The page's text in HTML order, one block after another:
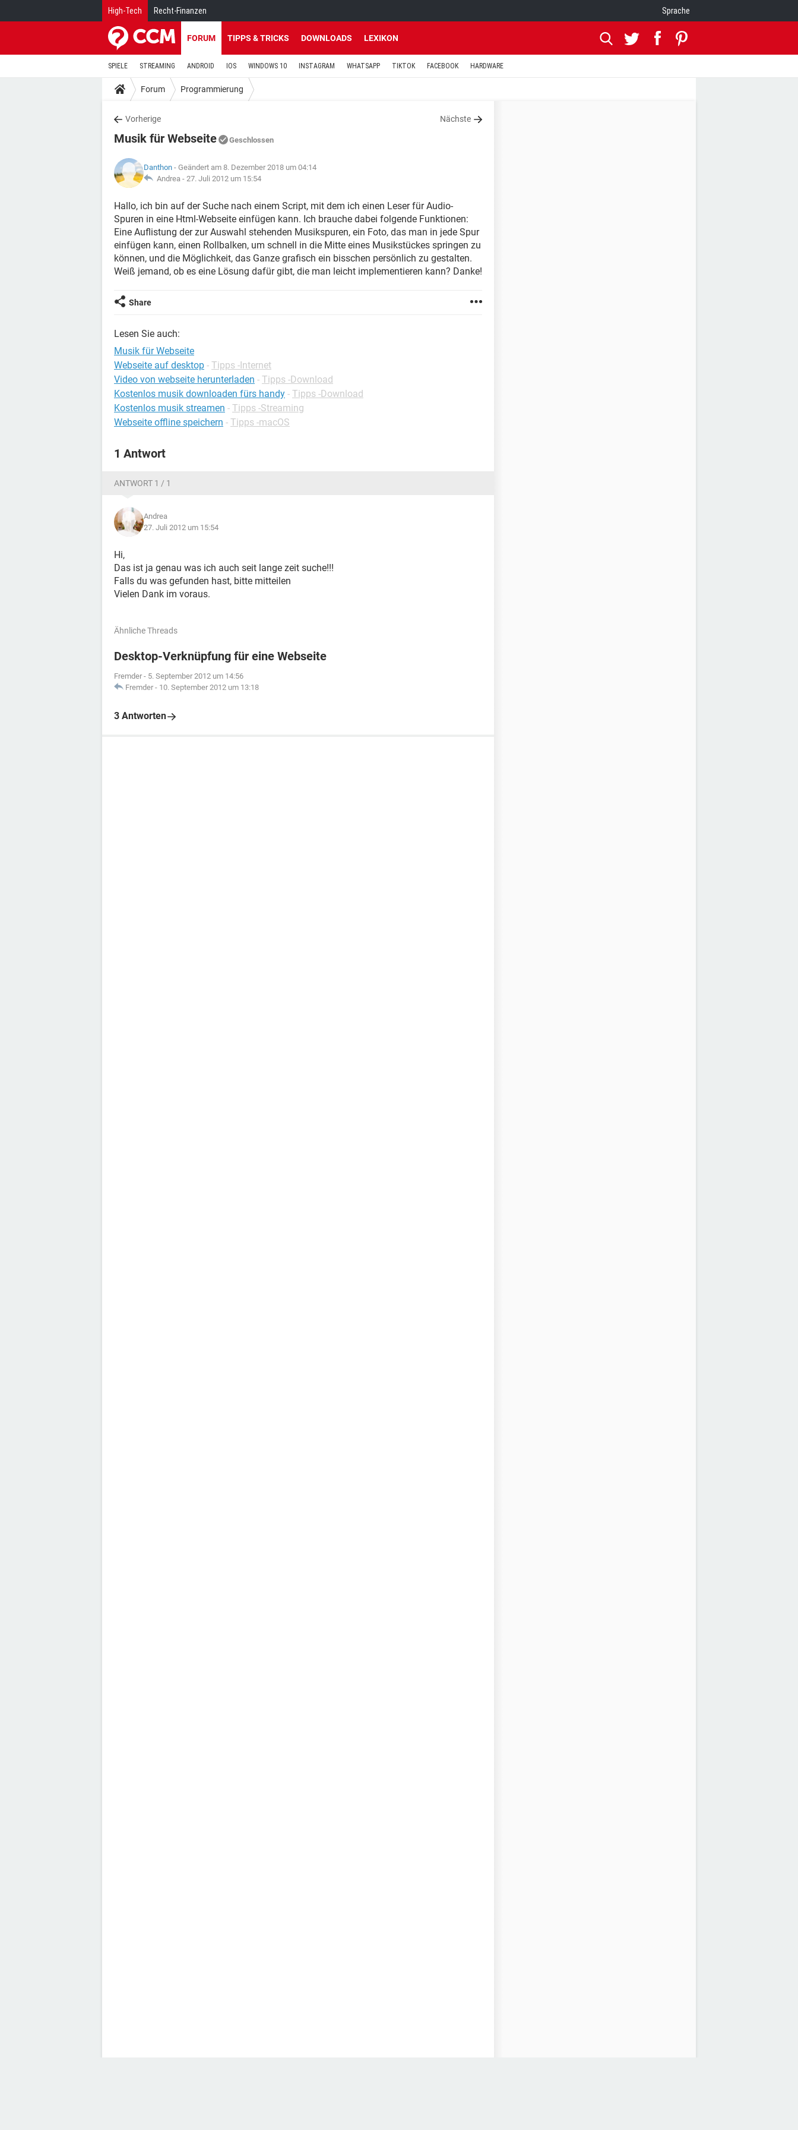
High-Tech Recht-Finanzen Sprache
FORUM TIPPS & TRICKS DOWNLOADS LEXIKON
SPIELE STREAMING ANDROID IOS WINDOWS 10 INSTAGRAM WHATSAPP TIKTOK FACEBOOK HARDWARE
Forum Programmierung
Vorherige Nächste
Musik für Webseite Geschlossen
Danthon - Geändert am 8. Dezember 2018 um 04:14
Andrea - 27. Juli 2012 um 15:54
Hallo, ich bin auf der Suche nach einem Script, mit dem ich einen Leser für Audio-
Spuren in eine Html-Webseite einfügen kann. Ich brauche dabei folgende Funktionen:
Eine Auflistung der zur Auswahl stehenden Musikspuren, ein Foto, das man in jede Spur
einfügen kann, einen Rollbalken, um schnell in die Mitte eines Musikstückes springen zu
können, und die Möglichkeit, das Ganze grafisch ein bisschen persönlich zu gestalten.
Weiß jemand, ob es eine Lösung dafür gibt, die man leicht implementieren kann? Danke!
Share
Lesen Sie auch:
Musik für Webseite
Webseite auf desktop - Tipps -Internet
Video von webseite herunterladen - Tipps -Download
Kostenlos musik downloaden fürs handy - Tipps -Download
Kostenlos musik streamen - Tipps -Streaming
Webseite offline speichern - Tipps -macOS
1 Antwort
ANTWORT 1 / 1
Andrea
27. Juli 2012 um 15:54
Hi,
Das ist ja genau was ich auch seit lange zeit suche!!!
Falls du was gefunden hast, bitte mitteilen
Vielen Dank im voraus.
Ähnliche Threads
Desktop-Verknüpfung für eine Webseite
Fremder - 5. September 2012 um 14:56
Fremder - 10. September 2012 um 13:18
3 Antworten